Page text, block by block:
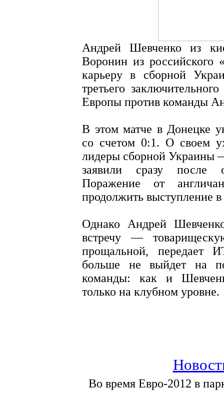
Андрей Шевченко из
Воронин из российского
карьеру в сборной
третьего
Европы против команды
В этом матче в Донецке
со счетом 0:1. О своем
лидеры сборной Украины
заявили сразу после
Поражение от
продолжить выступление
Однако Андрей
встречу —
прощальной, передает
больше не выйдет на
команды: как и
только на клубном уровне.
Во время Евро-2012 в